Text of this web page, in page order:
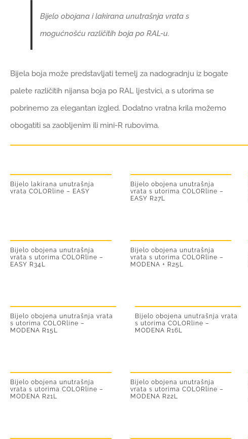
Bijelo obojana i lakirana unutrašnja vrata s
mogućnošću različitih boja po RAL-u.
Bijela boja može predstavljati temelj za nadogradnju iz bogate
palete različitih nijansa boja po RAL ljestvici, a s utorima se
pobrinemo za elegantan izgled. Dodatno vratna krila možemo
obogatiti sa zaobljenim ili mini-R rubovima.
Bijelo lakirana unutrašnja
vrata COLORline – EASY
Bijelo obojena unutrašnja
vrata s utorima COLORline –
EASY R27L
Bijelo obojena unutrašnja
vrata s utorima COLORline –
EASY R34L
Bijelo obojena unutrašnja
vrata s utorima COLORline –
MODENA + R25L
Bijelo obojena unutrašnja vrata
s utorima COLORline –
MODENA R15L
Bijelo obojena unutrašnja vrata
s utorima COLORline –
MODENA R16L
Bijelo obojena unutrašnja
vrata s utorima COLORline –
MODENA R21L
Bijelo obojena unutrašnja
vrata s utorima COLORline –
MODENA R22L